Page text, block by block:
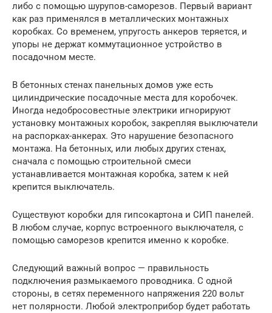
либо с помощью шурупов-саморезов. Первый вариант
как раз применялся в металлических монтажных
коробках. Со временем, упругость анкеров теряется, и
упоры не держат коммутационное устройство в
посадочном месте.
В бетонных стенах панельных домов уже есть
цилиндрические посадочные места для коробочек.
Иногда недобросовестные электрики игнорируют
установку монтажных коробок, закрепляя выключатели
на распорках-анкерах. Это нарушение безопасного
монтажа. На бетонных, или любых других стенах,
сначала с помощью строительной смеси
устанавливается монтажная коробка, затем к ней
крепится выключатель.
Существуют коробки для гипсокартона и СИП панелей.
В любом случае, корпус встроенного выключателя, с
помощью саморезов крепится именно к коробке.
Следующий важный вопрос — правильность
подключения размыкаемого проводника. С одной
стороны, в сетях переменного напряжения 220 вольт
нет полярности. Любой электроприбор будет работать